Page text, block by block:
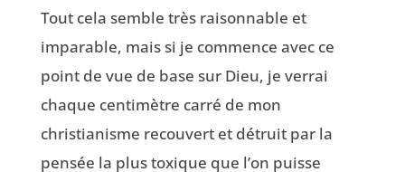
Tout cela semble très raisonnable et
imparable, mais si je commence avec ce
point de vue de base sur Dieu, je verrai
chaque centimètre carré de mon
christianisme recouvert et détruit par la
pensée la plus toxique que l’on puisse